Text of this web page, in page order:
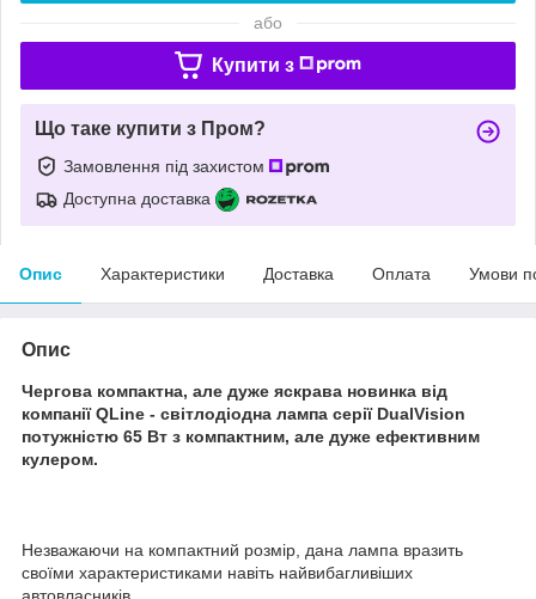
або
Купити з
Що таке купити з Пром?
Замовлення під захистом
Доступна доставка
Опис Характеристики Доставка Оплата Умови
Опис
Чергова компактна, але дуже яскрава новинка від
компанії QLine - світлодіодна лампа серії DualVision
потужністю 65 Вт з компактним, але дуже ефективним
кулером.
Незважаючи на компактний розмір, дана лампа вразить
своїми характеристиками навіть найвибагливіших
автовласників.